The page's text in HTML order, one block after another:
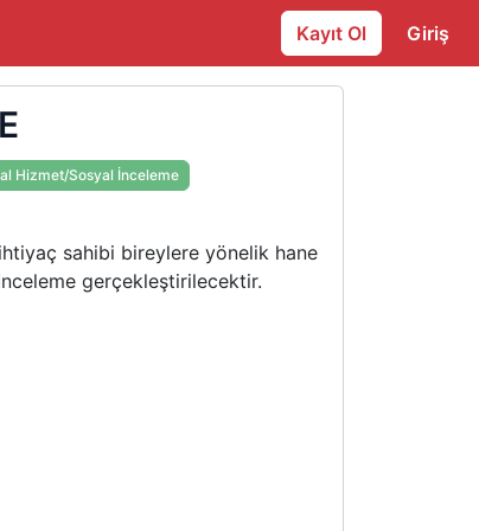
Kayıt Ol Giriş
Hizmet/Sosyal İnceleme
sahibi bireylere yönelik hane
gerçekleştirilecektir.